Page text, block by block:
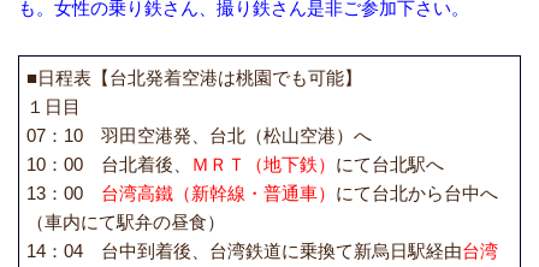
も。女性の乗り鉄さん、撮り鉄さん是非ご参加下さい。
■日程表【台北発着空港は桃園でも可能】
１日目
07：10 羽田空港発、台北（松山空港）へ
10：00 台北着後、
ＭＲＴ（地下鉄） にて台北駅へ
13：00 台湾高鐵（新幹線・普通車） にて台北から台中へ
（車内にて駅弁の昼食）
14：04 台中到着後、台湾鉄道に乗換て新烏日駅経由台湾